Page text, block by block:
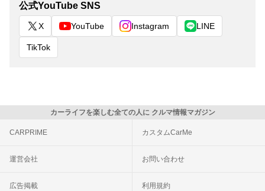
公式YouTube SNS
X YouTube Instagram LINE
TikTok
カーライフを楽しむ全ての人に クルマ情報マガジン
CARPRIME カスタムCarMe
運営会社 お問い合わせ
広告掲載 利用規約